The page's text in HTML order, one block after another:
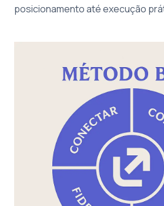
posicionamento até execução